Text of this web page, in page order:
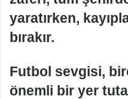
yaratırken,
bırakır.
Futbol sevgisi,
önemli bir yer